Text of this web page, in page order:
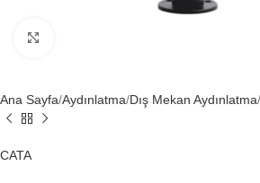
Ana Sayfa Aydınlatma Dış Mekan Aydınlatma
CATA